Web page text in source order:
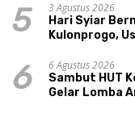
5
3 Agustus 2026
Hari Syiar
Kulonprogo,
6
6 Agustus 2026
Sambut HUT
Gelar Lomba